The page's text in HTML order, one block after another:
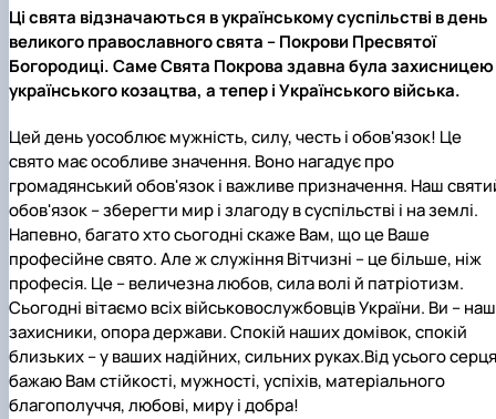
Ці свята відзначаються в українському суспільстві в день
великого православного свята – Покрови Пресвятої
Богородиці. Саме Свята Покрова здавна була захисницею
українського козацтва, а тепер і Українського війська.
Цей день уособлює мужність, силу, честь і обов'язок! Це
свято має особливе значення. Воно нагадує про
громадянський обов'язок і важливе призначення. Наш
обов'язок – зберегти мир і злагоду в суспільстві і на землі.
Напевно, багато хто сьогодні скаже Вам, що це Ваше
професійне свято. Але ж служіння Вітчизні – це більше, ніж
професія. Це – величезна любов, сила волі й патріотизм.
Сьогодні вітаємо всіх військовослужбовців України. Ви –
захисники, опора держави. Спокій наших домівок, спокій
близьких – у ваших надійних, сильних руках.Від усього серця
бажаю Вам стійкості, мужності, успіхів, матеріального
благополуччя, любові, миру і добра!